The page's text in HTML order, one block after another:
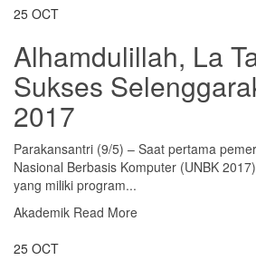
25 OCT
Alhamdulillah, La
Sukses
2017
Parakansantri (9/5) – Saat pertama
Nasional Berbasis Komputer (UNBK
yang miliki program...
Akademik Read More
25 OCT